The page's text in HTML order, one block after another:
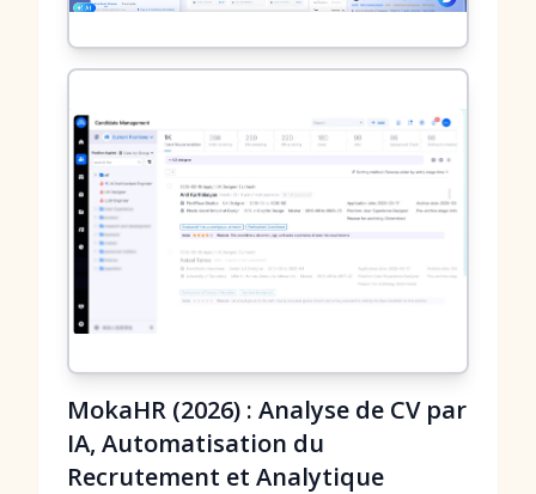
MokaHR (2026) : Analyse de CV par
IA, Automatisation du
Recrutement et Analytique